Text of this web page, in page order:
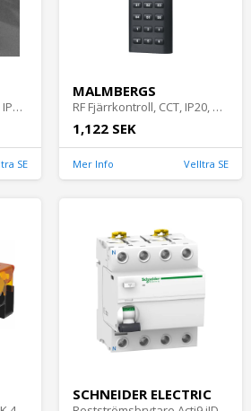
Dimmer 5 Steg Inomhus IP20 Svart Konstsmide
SE
MALMBERGS
RF Fjärrkontroll, CCT, IP20, Malmbergs 9917020
1,122 SEK
Mer Info Velltra SE
SCHNEIDER ELECTRIC